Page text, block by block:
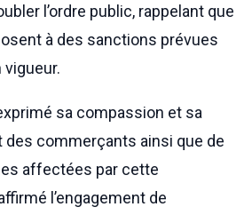
l’ordre public, rappelant que
à des sanctions prévues
vigueur.
sa compassion et sa
des commerçants ainsi que de
affectées par cette
l’engagement de